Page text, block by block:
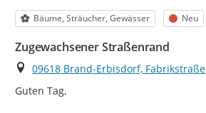
Kategorie
Bäume, Sträucher, Gewässer Status
Neu
Zugewachsener Straßenrand
Ort
09618 Brand-Erbisdorf, Fabrikstraße
Guten Tag,